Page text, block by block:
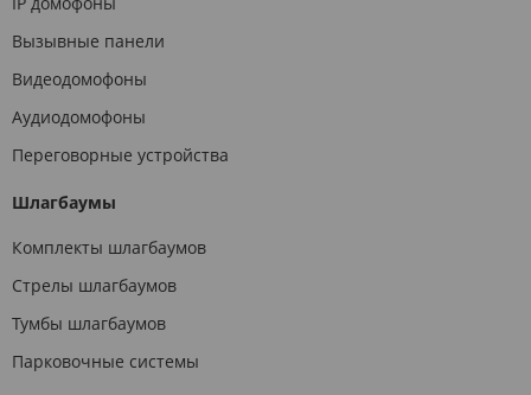
Вызывные панели
Видеодомофоны
Аудиодомофоны
Переговорные устройства
Шлагбаумы
Комплекты шлагбаумов
Стрелы шлагбаумов
Тумбы шлагбаумов
Парковочные системы